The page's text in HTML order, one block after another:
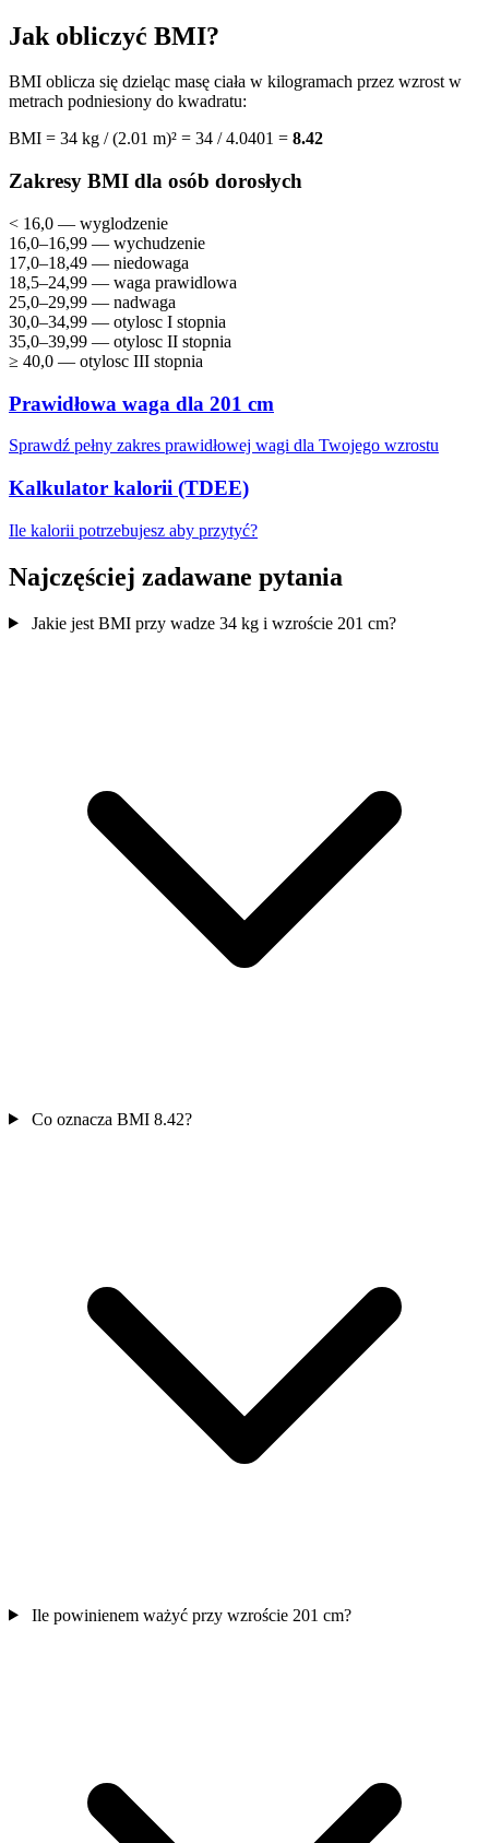
Jak obliczyć BMI?
BMI oblicza się dzieląc masę ciała w kilogramach przez wzrost w
metrach podniesiony do kwadratu:
BMI = 34 kg / (2.01 m)² = 34 / 4.0401 = 8.42
Zakresy BMI dla osób dorosłych
< 16,0 — wyglodzenie
16,0–16,99 — wychudzenie
17,0–18,49 — niedowaga
18,5–24,99 — waga prawidlowa
25,0–29,99 — nadwaga
30,0–34,99 — otylosc I stopnia
35,0–39,99 — otylosc II stopnia
≥ 40,0 — otylosc III stopnia
Prawidłowa waga dla 201 cm
Sprawdź pełny zakres prawidłowej wagi dla Twojego wzrostu
Kalkulator kalorii (TDEE)
Ile kalorii potrzebujesz aby przytyć?
Najczęściej zadawane pytania
Jakie jest BMI przy wadze 34 kg i wzroście 201 cm?
Co oznacza BMI 8.42?
Ile powinienem ważyć przy wzroście 201 cm?